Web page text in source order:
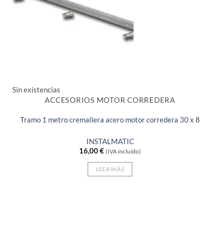
Sin existencias
ACCESORIOS MOTOR CORREDERA
Tramo 1 metro cremallera acero motor corredera 30 x 8
INSTALMATIC
16,00€ (IVA incluido)
LEER MÁS